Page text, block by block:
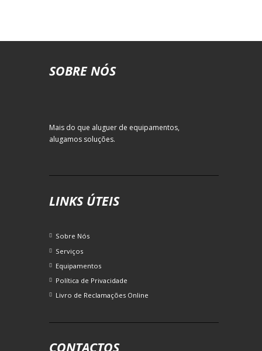
SOBRE NÓS
Mais do que aluguer de equipamentos,
alugamos soluções.
LINKS ÚTEIS
Sobre Nós
Serviços
Equipamentos
Política de Privacidade
Livro de Reclamações Online
CONTACTOS